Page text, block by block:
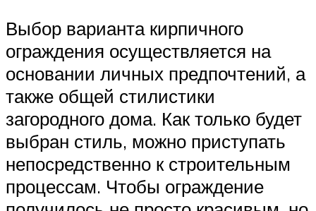
Выбор варианта кирпичного
ограждения осуществляется на
основании личных предпочтений, а
также общей стилистики
загородного дома. Как только будет
выбран стиль, можно приступать
непосредственно к строительным
процессам. Чтобы ограждение